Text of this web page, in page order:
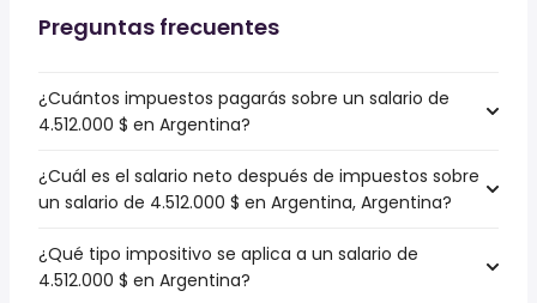
Preguntas frecuentes
¿Cuántos impuestos pagarás sobre un salario de
4.512.000 $ en Argentina?
¿Cuál es el salario neto después de impuestos sobre
un salario de 4.512.000 $ en Argentina, Argentina?
¿Qué tipo impositivo se aplica a un salario de
4.512.000 $ en Argentina?